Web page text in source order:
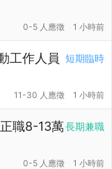
0-5 人應徵 1 小時前
短期臨時
工作人員
11-30 人應徵 1 小時前
長期兼職
職8-13萬
0-5 人應徵 1 小時前